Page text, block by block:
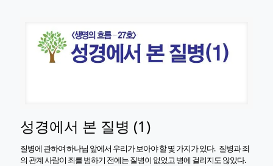
성경에서 본 질병 (1)
질병에 관하여 하나님 앞에서 우리가 보아야 할 몇 가지가 있다. 질병과 죄
의 관계 사람이 죄를 범하기 전에는 질병이 없었고 병에 걸리지도 않았다.